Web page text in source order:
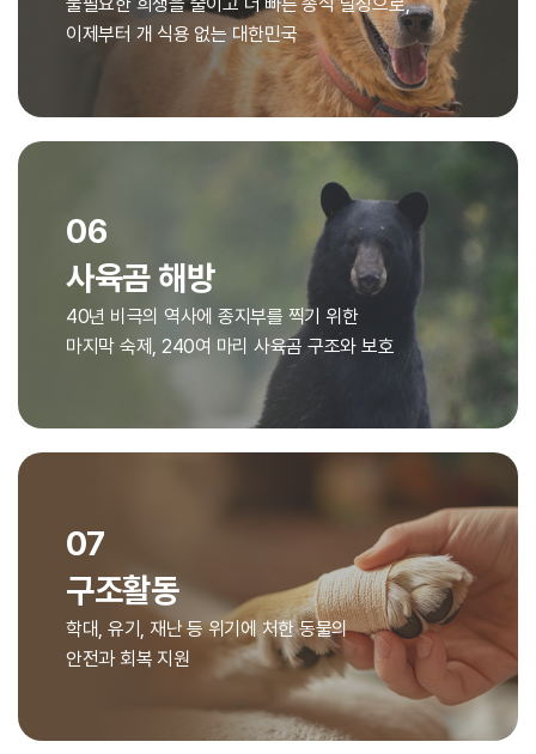
이제부터 개 식용 없는 대한민국
06
사육곰 해방
40년 비극의 역사에 종지부를 찍기 위한
마지막 숙제, 240여 마리 사육곰 구조와 보호
07
구조활동
학대, 유기, 재난 등 위기에 처한 동물의
안전과 회복 지원